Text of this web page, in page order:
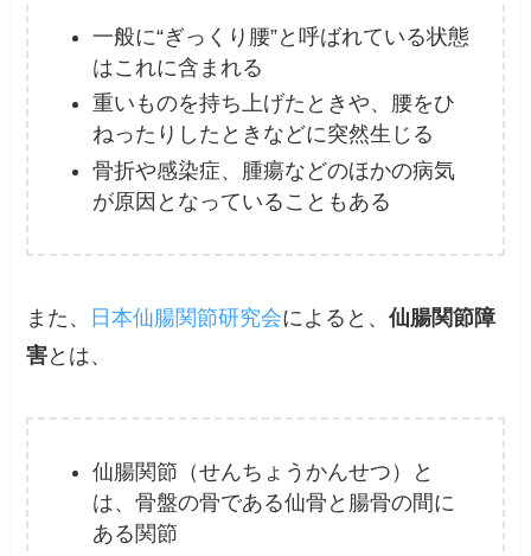
一般に“ぎっくり腰”と呼ばれている状態
はこれに含まれる
重いものを持ち上げたときや、腰をひ
ねったりしたときなどに突然生じる
骨折や感染症、腫瘍などのほかの病気
が原因となっていることもある
また、 日本仙腸関節研究会によると、仙腸関節障
害とは、
仙腸関節（せんちょうかんせつ）と
は、骨盤の骨である仙骨と腸骨の間に
ある関節